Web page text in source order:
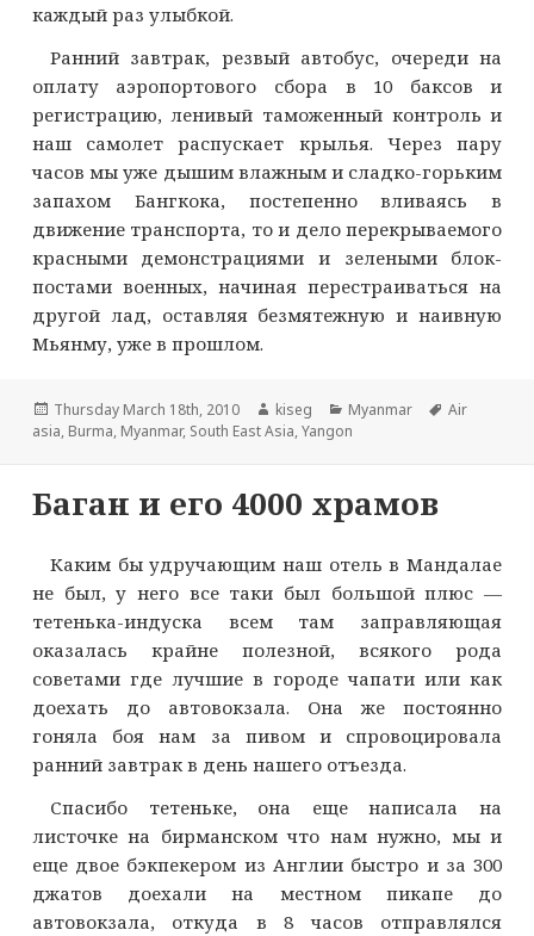
каждый раз улыбкой.
Ранний завтрак, резвый автобус, очереди на
оплату аэропортового сбора в 10 баксов и
регистрацию, ленивый таможенный контроль и
наш самолет распускает крылья. Через пару
часов мы уже дышим влажным и сладко-горьким
запахом Бангкока, постепенно вливаясь в
движение транспорта, то и дело перекрываемого
красными демонстрациями и зелеными блок-
постами военных, начиная перестраиваться на
другой лад, оставляя безмятежную и наивную
Мьянму, уже в прошлом.
Опубликовано
Thursday March 18th, 2010 Автор
kiseg Рубрики
Myanmar Метки
Air
asia, Burma, Myanmar, South East Asia,Yangon
Баган и его 4000 храмов
Каким бы удручающим наш отель в Мандалае
не был, у него все таки был большой плюс —
тетенька-индуска всем там заправляющая
оказалась крайне полезной, всякого рода
советами где лучшие в городе чапати или как
доехать до автовокзала. Она же постоянно
гоняла боя нам за пивом и спровоцировала
ранний завтрак в день нашего отъезда.
Спасибо тетеньке, она еще написала на
листочке на бирманском что нам нужно, мы и
еще двое бэкпекером из Англии быстро и за 300
джатов доехали на местном пикапе до
автовокзала, откуда в 8 часов отправлялся